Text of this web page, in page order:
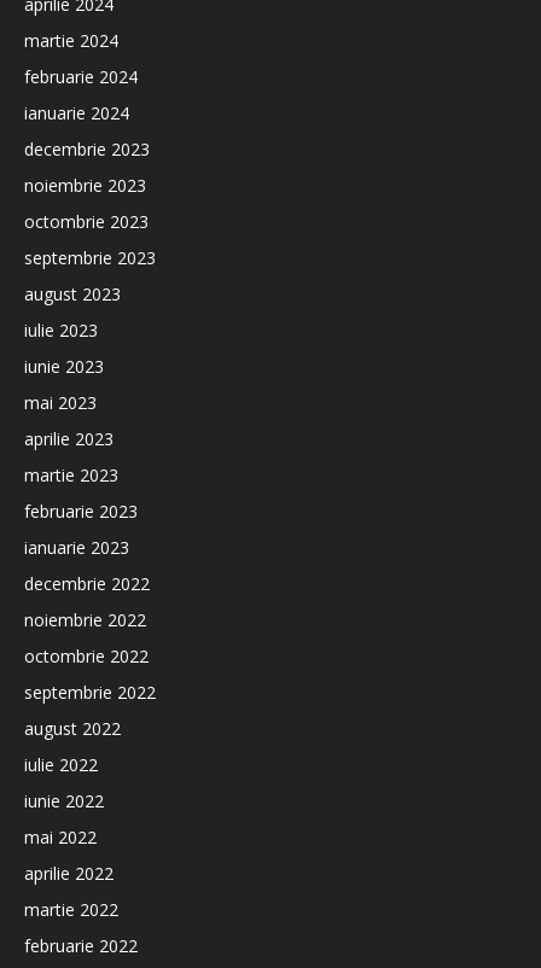
martie 2024
februarie 2024
ianuarie 2024
decembrie 2023
noiembrie 2023
octombrie 2023
septembrie 2023
august 2023
iulie 2023
iunie 2023
mai 2023
aprilie 2023
martie 2023
februarie 2023
ianuarie 2023
decembrie 2022
noiembrie 2022
octombrie 2022
septembrie 2022
august 2022
iulie 2022
iunie 2022
mai 2022
aprilie 2022
martie 2022
februarie 2022